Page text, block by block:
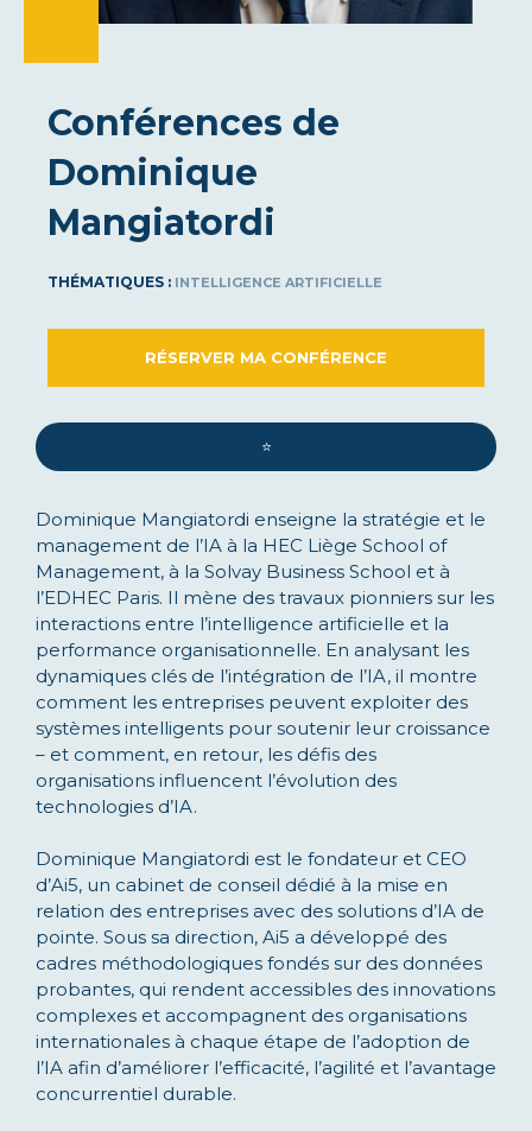
Conférences de
Dominique
Mangiatordi
THÉMATIQUES : INTELLIGENCE ARTIFICIELLE
RÉSERVER MA CONFÉRENCE
⭐️
Dominique Mangiatordi enseigne la stratégie et le
management de l’IA à la HEC Liège School of
Management, à la Solvay Business School et à
l’EDHEC Paris. Il mène des travaux pionniers sur les
interactions entre l’intelligence artificielle et la
performance organisationnelle. En analysant les
dynamiques clés de l’intégration de l’IA, il montre
comment les entreprises peuvent exploiter des
systèmes intelligents pour soutenir leur croissance
– et comment, en retour, les défis des
organisations influencent l’évolution des
technologies d’IA.
Dominique Mangiatordi est le fondateur et CEO
d’Ai5, un cabinet de conseil dédié à la mise en
relation des entreprises avec des solutions d’IA de
pointe. Sous sa direction, Ai5 a développé des
cadres méthodologiques fondés sur des données
probantes, qui rendent accessibles des innovations
complexes et accompagnent des organisations
internationales à chaque étape de l’adoption de
l’IA afin d’améliorer l’efficacité, l’agilité et l’avantage
concurrentiel durable.